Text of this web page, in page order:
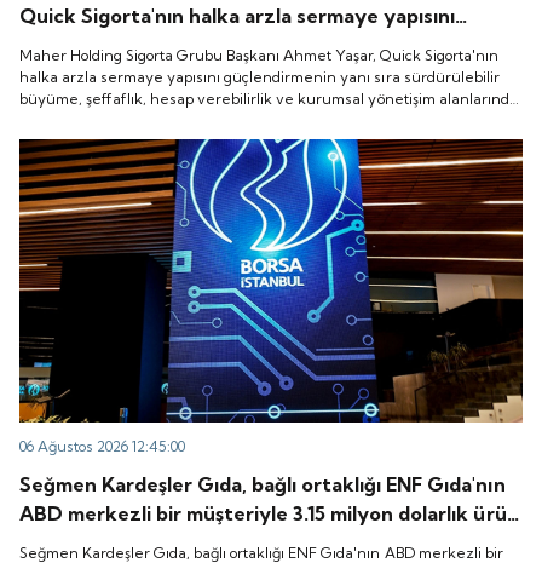
Quick Sigorta'nın halka arzla sermaye yapısını
güçlendirmenin yanı sıra sürdürülebilir büyüme,
şeffaflık, hesap verebilirlik ve kurumsal yönetişim
alanlarında yeni bir döneme girdiğini belirtti.
Maher Holding Sigorta Grubu Başkanı Ahmet Yaşar, Quick Sigorta'nın
halka arzla sermaye yapısını güçlendirmenin yanı sıra sürdürülebilir
büyüme, şeffaflık, hesap verebilirlik ve kurumsal yönetişim alanlarında
06 Ağustos 2026 12:45:00
Seğmen Kardeşler Gıda, bağlı ortaklığı ENF Gıda'nın
ABD merkezli bir müşteriyle 3.15 milyon dolarlık ürün
satış sözleşmesi imzaladığını duyurdu.
Seğmen Kardeşler Gıda, bağlı ortaklığı ENF Gıda'nın ABD merkezli bir